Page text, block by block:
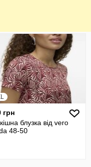
грн
блузка від vero
48-50